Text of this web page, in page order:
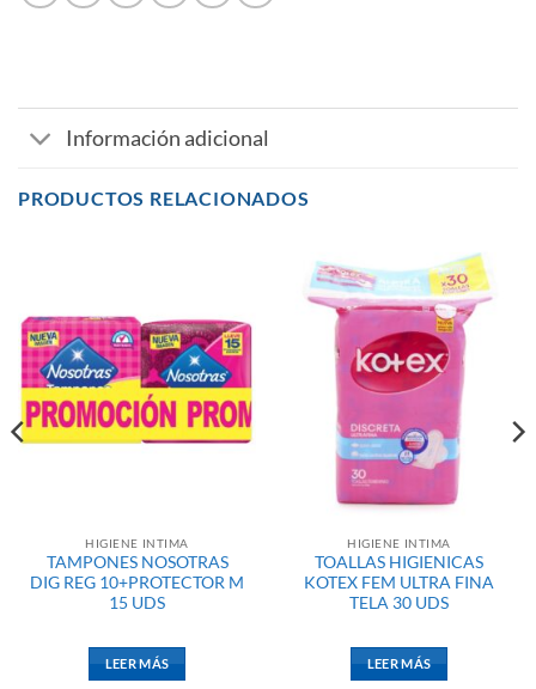
Información adicional
PRODUCTOS RELACIONADOS
HIGIENE INTIMA
TAMPONES NOSOTRAS
DIG REG 10+PROTECTOR M
15 UDS
LEER MÁS
HIGIENE INTIMA
TOALLAS HIGIENICAS
KOTEX FEM ULTRA FINA
TELA 30 UDS
LEER MÁS